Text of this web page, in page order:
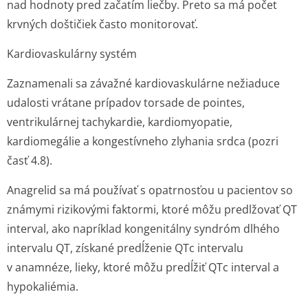
nad hodnoty pred začatím liečby. Preto sa má počet
krvných doštičiek často monitorovať.
Kardiovaskulárny systém
Zaznamenali sa závažné kardiovaskulárne nežiaduce
udalosti vrátane prípadov torsade de pointes,
ventrikulárnej tachykardie, kardiomyopatie,
kardiomegálie a kongestívneho zlyhania srdca (pozri
časť 4.8).
Anagrelid sa má používať s opatrnosťou u pacientov so
známymi rizikovými faktormi, ktoré môžu predlžovať QT
interval, ako napríklad kongenitálny syndróm dlhého
intervalu QT, získané predĺženie QTc intervalu
v anamnéze, lieky, ktoré môžu predĺžiť QTc interval a
hypokaliémia.